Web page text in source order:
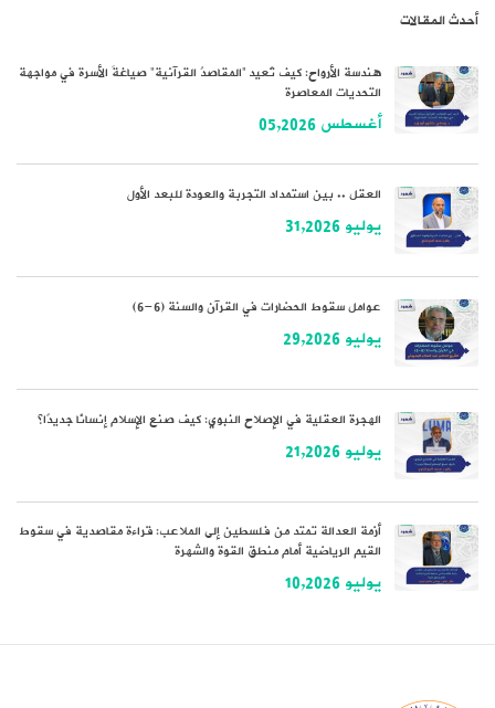
أحدث المقالات
هندسة الأرواح: كيف تُعيد “المقاصدُ القرآنية” صياغةَ الأسرة في مواجهة
التحديات المعاصرة
أغسطس 05,2026
العقل .. بين استمداد التجربة والعودة للبعد الأول
يوليو 31,2026
عوامل سقوط الحضارات في القرآن والسنة (6-6)
يوليو 29,2026
الهجرة العقلية في الإصلاح النبوي: كيف صنع الإسلام إنسانًا جديدًا؟
يوليو 21,2026
أزمة العدالة تمتد من فلسطين إلى الملاعب: قراءة مقاصدية في سقوط
القيم الرياضية أمام منطق القوة والشهرة
يوليو 10,2026